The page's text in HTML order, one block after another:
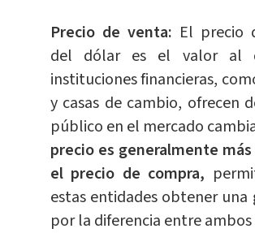
Precio de venta: El precio
del dólar es el valor al
instituciones financieras,
y casas de cambio, ofrecen
público en el mercado
precio es generalmente
el precio de compra,
estas entidades obtener una
por la diferencia entre ambos